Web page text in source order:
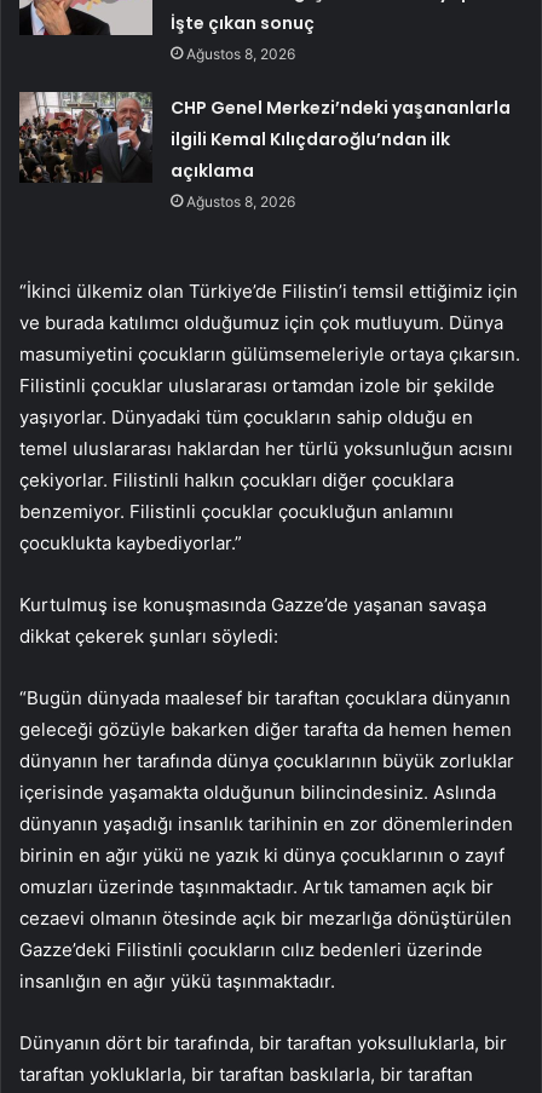
İşte çıkan sonuç
Ağustos 8, 2026
CHP Genel Merkezi’ndeki yaşananlarla
ilgili Kemal Kılıçdaroğlu’ndan ilk
açıklama
Ağustos 8, 2026
“İkinci ülkemiz olan Türkiye’de Filistin’i temsil ettiğimiz için
ve burada katılımcı olduğumuz için çok mutluyum. Dünya
masumiyetini çocukların gülümsemeleriyle ortaya çıkarsın.
Filistinli çocuklar uluslararası ortamdan izole bir şekilde
yaşıyorlar. Dünyadaki tüm çocukların sahip olduğu en
temel uluslararası haklardan her türlü yoksunluğun acısını
çekiyorlar. Filistinli halkın çocukları diğer çocuklara
benzemiyor. Filistinli çocuklar çocukluğun anlamını
çocuklukta kaybediyorlar.”
Kurtulmuş ise konuşmasında Gazze’de yaşanan savaşa
dikkat çekerek şunları söyledi:
“Bugün dünyada maalesef bir taraftan çocuklara dünyanın
geleceği gözüyle bakarken diğer tarafta da hemen hemen
dünyanın her tarafında dünya çocuklarının büyük zorluklar
içerisinde yaşamakta olduğunun bilincindesiniz. Aslında
dünyanın yaşadığı insanlık tarihinin en zor dönemlerinden
birinin en ağır yükü ne yazık ki dünya çocuklarının o zayıf
omuzları üzerinde taşınmaktadır. Artık tamamen açık bir
cezaevi olmanın ötesinde açık bir mezarlığa dönüştürülen
Gazze’deki Filistinli çocukların cılız bedenleri üzerinde
insanlığın en ağır yükü taşınmaktadır.
Dünyanın dört bir tarafında, bir taraftan yoksulluklarla, bir
taraftan yokluklarla, bir taraftan baskılarla, bir taraftan